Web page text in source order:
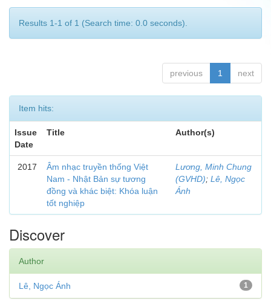
Results 1-1 of 1 (Search time: 0.0 seconds).
previous 1 next
Item hits:
Issue
Date
Title Author(s)
2017
Âm nhạc truyền thống Việt
Nam - Nhật Bản sự tương
đồng và khác biệt: Khóa luận
tốt nghiệp
Lương, Minh Chung
(GVHD); Lê, Ngọc
Ánh
Discover
Author
1
Lê, Ngọc Ánh